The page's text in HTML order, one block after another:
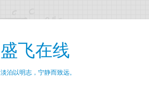
盛飞在线
淡泊以明志，宁静而致远。